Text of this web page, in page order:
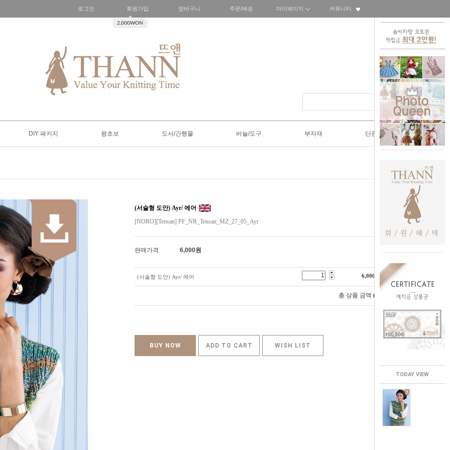
TODAY VIEW
로그인 회원가입
2,000WON
장바구니 주문/배송 마이페이지 커뮤니티
DIY 패키지 왕초보 도서/간행물 바늘/도구 부자재 단종SALE50%
(서술형 도안) Ayr/ 에어
[NORO][Tensan] PF_NR_Tensan_MZ_27_05_Ayr
판매가격 6,000원
(서술형 도안) Ayr/ 에어 6,000 원
총 상품 금액 0
BUY NOW ADD TO CART WISH LIST